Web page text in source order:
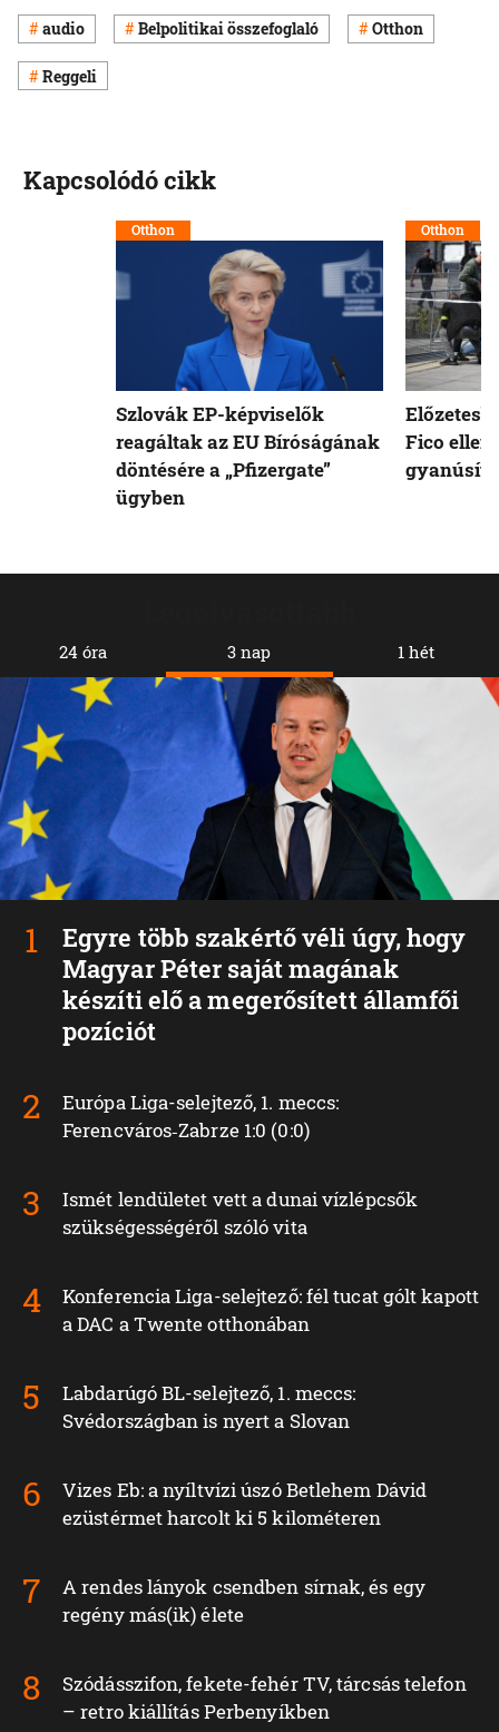
audio Belpolitikai összefoglaló Otthon
Reggeli
24 óra 3 nap
Egyre több szakértő véli úgy, hogy
Magyar Péter saját magának
készíti elő a megerősített államfői
pozíciót
Európa Liga-selejtező, 1. meccs:
Ferencváros‑Zabrze 1:0 (0:0)
Ismét lendületet vett a dunai vízlépcsők
szükségességéről szóló vita
Konferencia Liga-selejtező: fél tucat gólt kapott
a DAC a Twente otthonában
Labdarúgó BL-selejtező, 1. meccs:
Svédországban is nyert a Slovan
Vizes Eb: a nyíltvízi úszó Betlehem Dávid
ezüstérmet harcolt ki 5 kilométeren
A rendes lányok csendben sírnak, és egy
regény más(ik) élete
Szódásszifon, fekete-fehér TV, tárcsás telefon
– retro kiállítás Perbenyíkben
1 hét
Kapcsolódó cikk
Otthon
Szlovák EP-képviselők
reagáltak az EU Bíróságának
döntésére a „Pfizergate”
ügyben
Otthon
Fico